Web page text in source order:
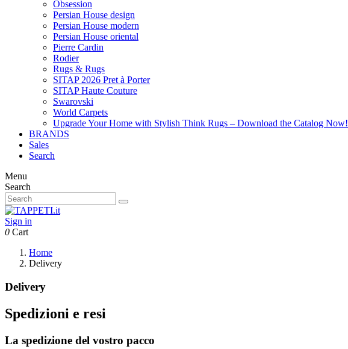
Obsession
Persian House design
Persian House modern
Persian House oriental
Pierre Cardin
Rodier
Rugs & Rugs
SITAP 2026 Pret à Porter
SITAP Haute Couture
Swarovski
World Carpets
Upgrade Your Home with Stylish Think Rugs – Download the Catalog Now!
BRANDS
Sales
Search
Menu
Search
Sign in
0 Cart
Home
Delivery
Delivery
Spedizioni e resi
La spedizione del vostro pacco